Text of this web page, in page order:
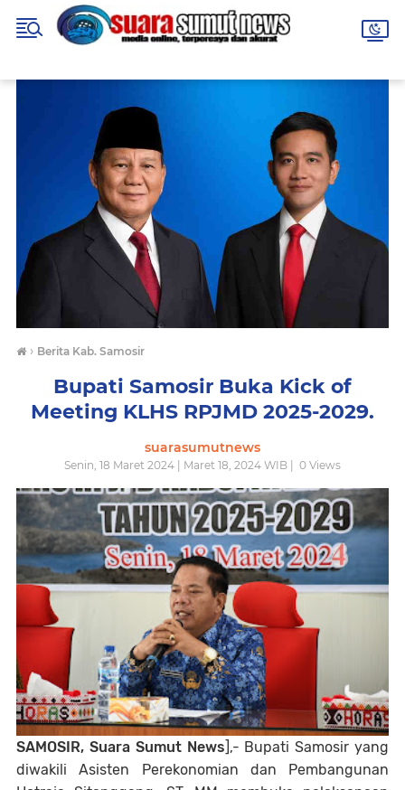
› Berita Kab. Samosir
Bupati Samosir Buka Kick of
Meeting KLHS RPJMD 2025-2029.
suarasumutnews
Senin, 18 Maret 2024 | Maret 18, 2024 WIB | 0 Views
SAMOSIR, Suara Sumut News],- Bupati Samosir yang
diwakili Asisten Perekonomian dan Pembangunan